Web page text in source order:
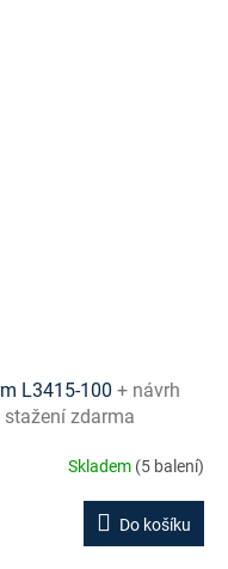
L3415-100 + návrh
zdarma
Skladem (5 balení)
Do košíku